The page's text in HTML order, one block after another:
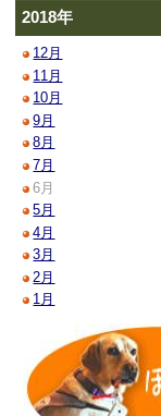
2018年
12月
11月
10月
9月
8月
7月
6月
5月
4月
3月
2月
1月